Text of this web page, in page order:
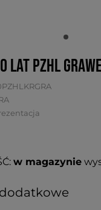
lat PZHL
w magazynie